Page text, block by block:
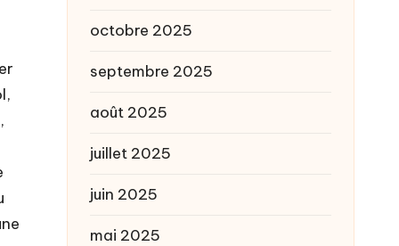
octobre 2025
septembre 2025
août 2025
juillet 2025
juin 2025
mai 2025